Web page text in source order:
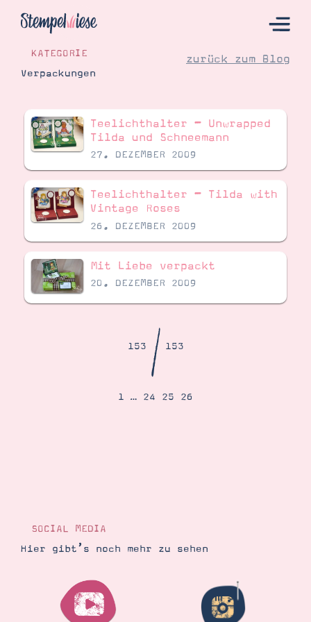
Hier Starten
Katalog
Bestellen
Angebote
KATEGORIE
Verpackungen
zurück zum Blog
Teelichthalter – Unwrapped
Tilda und Schneemann
27. DEZEMBER 2009
Teelichthalter – Tilda with
Vintage Roses
26. DEZEMBER 2009
Mit Liebe verpackt
20. DEZEMBER 2009
153/153
1 … 24 25 26
SOCIAL MEDIA
Hier gibt’s noch mehr zu sehen